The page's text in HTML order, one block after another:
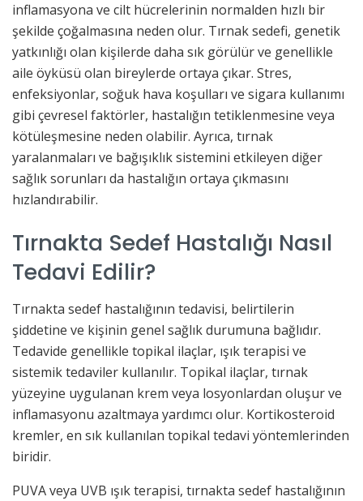
inflamasyona ve cilt hücrelerinin normalden hızlı bir
şekilde çoğalmasına neden olur. Tırnak sedefi, genetik
yatkınlığı olan kişilerde daha sık görülür ve genellikle
aile öyküsü olan bireylerde ortaya çıkar. Stres,
enfeksiyonlar, soğuk hava koşulları ve sigara kullanımı
gibi çevresel faktörler, hastalığın tetiklenmesine veya
kötüleşmesine neden olabilir. Ayrıca, tırnak
yaralanmaları ve bağışıklık sistemini etkileyen diğer
sağlık sorunları da hastalığın ortaya çıkmasını
hızlandırabilir.
Tırnakta Sedef Hastalığı Nasıl
Tedavi Edilir?
Tırnakta sedef hastalığının tedavisi, belirtilerin
şiddetine ve kişinin genel sağlık durumuna bağlıdır.
Tedavide genellikle topikal ilaçlar, ışık terapisi ve
sistemik tedaviler kullanılır. Topikal ilaçlar, tırnak
yüzeyine uygulanan krem veya losyonlardan oluşur ve
inflamasyonu azaltmaya yardımcı olur. Kortikosteroid
kremler, en sık kullanılan topikal tedavi yöntemlerinden
biridir.
PUVA veya UVB ışık terapisi, tırnakta sedef hastalığının